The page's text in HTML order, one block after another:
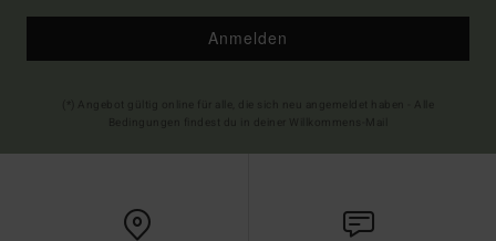
Anmelden